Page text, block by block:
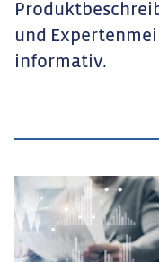
und
informativ.